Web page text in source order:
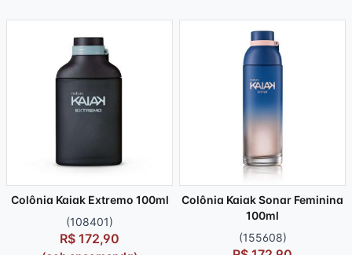
Colônia Kaiak Extremo 100ml
(108401)
R$ 172,90
Colônia Kaiak Sonar Feminina
100ml
(155608)